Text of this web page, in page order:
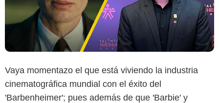
Vaya momentazo el que está viviendo la industria
cinematográfica mundial con el éxito del
'Barbenheimer'; pues además de que 'Barbie' y